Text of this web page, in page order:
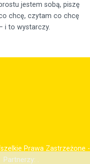
jestem sobą, piszę
chcę, czytam co chcę
i to wystarczy.
Prawa Zastrzeżone -
Partnerzy: .